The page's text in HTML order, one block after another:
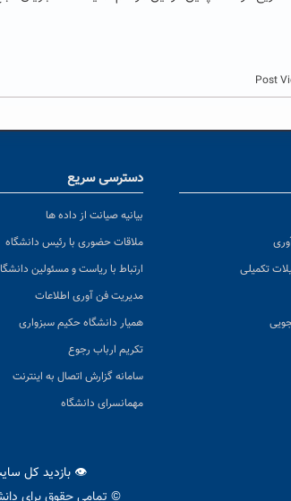
Post
تکمیلی
دسترسی سریع
بیانیه صیانت از داده ها
ملاقات حضوری با رئیس دانشگاه
ارتباط با ریاست و مسئولین
مدیریت فن آوری اطلاعات
همیار دانشگاه حکیم سبزواری
تکریم ارباب رجوع
سامانه گزارش اتصال به اینترنت
مهمانسرای دانشگاه
👁 بازدید کل